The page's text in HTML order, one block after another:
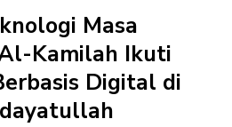
Masa
Kamilah Ikuti
Digital di